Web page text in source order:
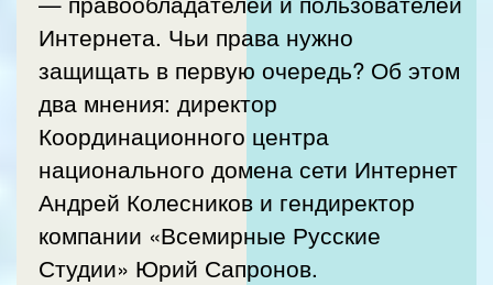
Интернета. Чьи права нужно
защищать в первую очередь? Об этом
два мнения: директор
Координационного центра
национального домена сети Интернет
Андрей Колесников и гендиректор
компании «Всемирные Русские
Студии» Юрий Сапронов.